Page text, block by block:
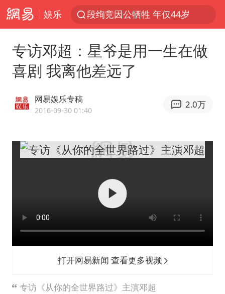
娱乐
段绚竞因公牺牲 年仅44岁
女子开一天一夜空调后二氧化碳中毒
男子结婚8年3个女儿均非亲生
“不建议大家买深色蛋糕”
公司“上四休三”但要降薪1000元
97岁英国奶奶飞上天再破吉尼斯纪录
“中国蔬菜之乡”最高温达41.8℃
专访邓超：星爷是用一生在做
喜剧 我离他差远了
网易娱乐专稿
2016-09-30 01:40
2.0万
打开网易新闻 查看更多视频
专访《从你的全世界路过》主演邓超